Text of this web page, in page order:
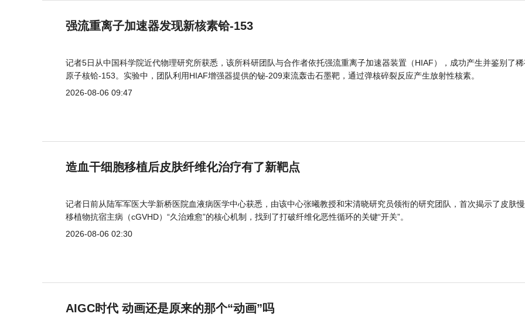
强流重离子加速器发现新核素铪-153
记者5日从中国科学院近代物理研究所获悉，该所科研团队与合作者依托强流重离子加速器装置（HIAF），成功产生并鉴别了
原子核铪-153。实验中，团队利用HIAF增强器提供的铋-209束流轰击石墨靶，通过弹核碎裂反应产生放射性核素。
2026-08-06 09:47
造血干细胞移植后皮肤纤维化治疗有了新靶点
记者日前从陆军军医大学新桥医院血液病医学中心获悉，由该中心张曦教授和宋清晓研究员领衔的研究团队，首次揭示了皮肤
移植物抗宿主病（cGVHD）“久治难愈”的核心机制，找到了打破纤维化恶性循环的关键“开关”。
2026-08-06 02:30
AIGC时代 动画还是原来的那个“动画”吗